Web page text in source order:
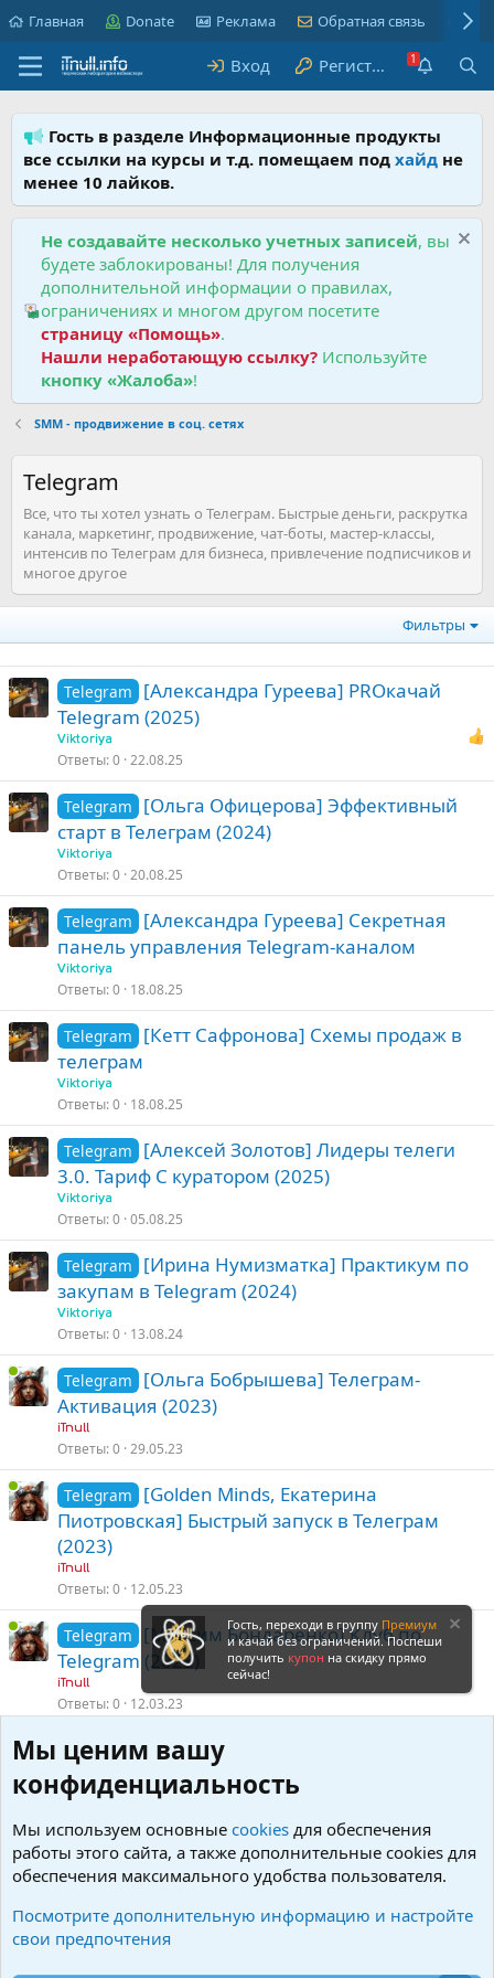
Главная Donate Реклама Обратная связь
Вход Регистрация
Гость в разделе Информационные продукты
все ссылки на курсы и т.д. помещаем под хайд не
менее 10 лайков.
Не создавайте несколько учетных записей, вы
будете заблокированы! Для получения
дополнительной информации о правилах,
ограничениях и многом другом посетите
страницу «Помощь».
Нашли неработающую ссылку? Используйте
кнопку «Жалоба»!
SMM - продвижение в соц. сетях
Telegram
Все, что ты хотел узнать о Телеграм. Быстрые деньги, раскрутка
канала, маркетинг, продвижение, чат-боты, мастер-классы,
интенсив по Телеграм для бизнеса, привлечение подписчиков и
многое другое
Фильтры
Telegram
[Александра Гуреева] PROкачай
Telegram (2025)
Viktoriya
Ответы 0 22.08.25
Telegram
[Ольга Офицерова] Эффективный
старт в Телеграм (2024)
Viktoriya
Ответы 0 20.08.25
Telegram
[Александра Гуреева] Секретная
панель управления Telegram-каналом
Viktoriya
Ответы 0 18.08.25
Telegram
[Кетт Сафронова] Схемы продаж в
телеграм
Viktoriya
Ответы 0 18.08.25
Telegram
[Алексей Золотов] Лидеры телеги
3.0. Тариф С куратором (2025)
Viktoriya
Ответы 0 05.08.25
Telegram
[Ирина Нумизматка] Практикум по
закупам в Telegram (2024)
Viktoriya
Ответы 0 13.08.24
Telegram
[Ольга Бобрышева] Телеграм-
Активация (2023)
iTnull
Ответы 0 29.05.23
Telegram
[Golden Minds, Екатерина
Пиотровская] Быстрый запуск в Телеграм
(2023)
iTnull
Ответы 0 12.05.23
Telegram
[Максим Бондаренко] Клуб по
Telegram (2023)
iTnull
Ответы 0 12.03.23
Telegram [Дикий Телеграм] Приватный курс
по Телеграм
iTnull
Telegram Автоматизированный бот Telegram
Гость, переходи в группу Премиум
и качай без ограничений. Поспеши
получить купон на скидку прямо
сейчас!
Мы ценим вашу
конфиденциальность
Мы используем основные cookies для обеспечения
работы этого сайта, а также дополнительные cookies для
обеспечения максимального удобства пользователя.
Посмотрите дополнительную информацию и настройте
свои предпочтения